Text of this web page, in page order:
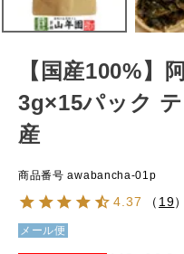
【国産100%】
3g×15パック
産
商品番号 awabancha-01p
4.37 （ 19）
メール便